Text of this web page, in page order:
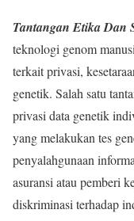
Tantangan Etika Dan
teknologi genom
terkait privasi,
genetik. Salah satu
privasi data genetik
yang melakukan tes
penyalahgunaan
asuransi atau pemberi
diskriminasi terhadap